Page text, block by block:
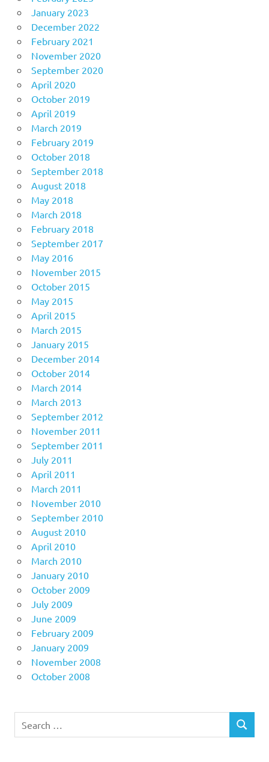
January 2023
December 2022
February 2021
November 2020
September 2020
April 2020
October 2019
April 2019
March 2019
February 2019
October 2018
September 2018
August 2018
May 2018
March 2018
February 2018
September 2017
May 2016
November 2015
October 2015
May 2015
April 2015
March 2015
January 2015
December 2014
October 2014
March 2014
March 2013
September 2012
November 2011
September 2011
July 2011
April 2011
March 2011
November 2010
September 2010
August 2010
April 2010
March 2010
January 2010
October 2009
July 2009
June 2009
February 2009
January 2009
November 2008
October 2008
for:
SEARCH